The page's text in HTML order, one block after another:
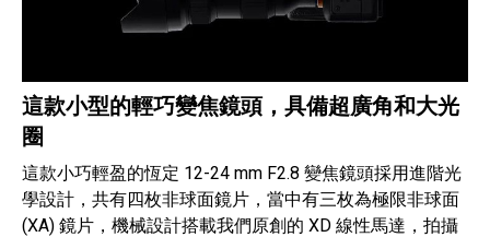
這款小型的輕巧變焦鏡頭，具備超廣角和大光
圈
這款小巧輕盈的恆定 12-24 mm F2.8 變焦鏡頭採用進階光
學設計，共有四枚非球面鏡片，當中有三枚為極限非球面
(XA) 鏡片，機械設計搭載我們原創的 XD 線性馬達，拍攝